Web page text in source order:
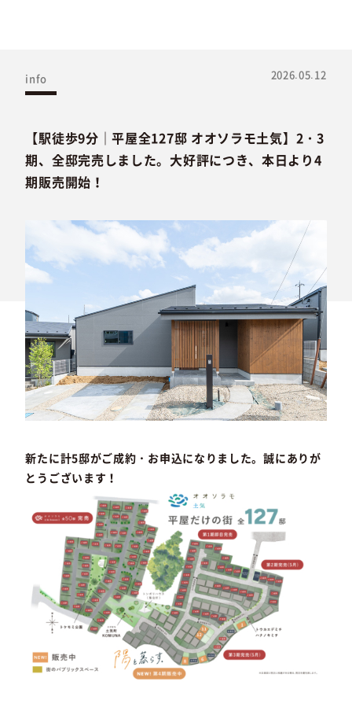
info 2026.05.12
【駅徒歩9分｜平屋全127邸 オオソラモ土気】2・3
期、全邸完売しました。大好評につき、本日より4
期販売開始！
新たに計5邸がご成約・お申込になりました。誠にありが
とうございます！